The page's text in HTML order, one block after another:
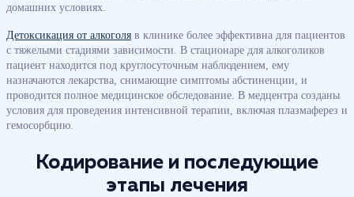
домашних условиях.
Детоксикация от алкоголя в клинике более эффективна для пациентов
с тяжелыми стадиями зависимости. В стационаре для алкоголиков
пациент находится под круглосуточным наблюдением, ему
назначаются лекарства, снимающие симптомы абстиненции, и
проводится полное медицинское обследование. В медцентра созданы
условия для проведения интенсивной терапии, включая плазмаферез и
гемосорбцию.
Кодирование и последующие
этапы лечения